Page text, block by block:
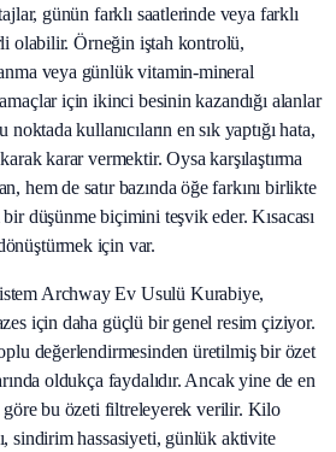
günün farklı saatlerinde veya farklı
olabilir. Örneğin iştah kontrolü,
veya günlük vitamin-mineral
için ikinci besinin kazandığı alanlar
kullanıcıların en sık yaptığı hata,
karar vermektir. Oysa karşılaştırma
hem de satır bazında öğe farkını birlikte
düşünme biçimini teşvik eder. Kısacası
için var.
Archway Ev Usulü Kurabiye,
için daha güçlü bir genel resim çiziyor.
değerlendirmesinden üretilmiş bir özet
oldukça faydalıdır. Ancak yine de en
göre bu özeti filtreleyerek verilir. Kilo
sindirim hassasiyeti, günlük aktivite